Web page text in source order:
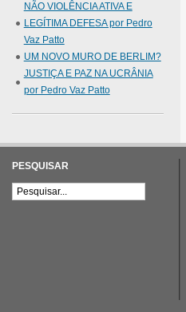
NÃO VIOLÊNCIA ATIVA E
LEGÍTIMA DEFESA por Pedro
Vaz Patto
UM NOVO MURO DE BERLIM?
JUSTIÇA E PAZ NA UCRÂNIA
por Pedro Vaz Patto
PESQUISAR